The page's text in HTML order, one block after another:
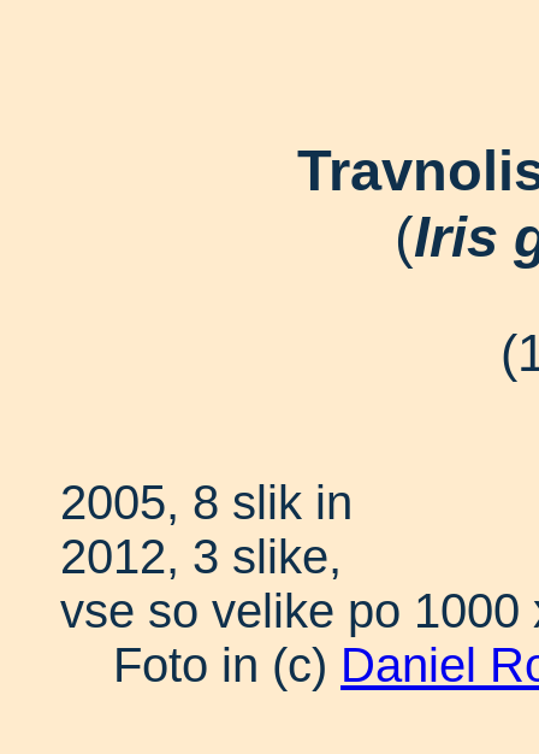
(Iris
2005, 8 slik in
2012, 3 slike,
vse so velike po 1000
Foto in (c) Daniel